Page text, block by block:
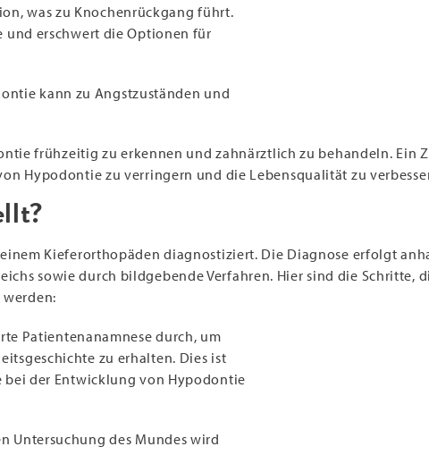
was zu Knochenrückgang führt.
erschwert die Optionen für
kann zu Angstzuständen und
frühzeitig zu erkennen und zahnärztlich zu behandeln. Ein
Hypodontie zu verringern und die Lebensqualität zu
Kieferorthopäden diagnostiziert. Die Diagnose erfolgt
sowie durch bildgebende Verfahren. Hier sind die Schritte,
Patientenanamnese durch, um
zu erhalten. Dies ist
bei der Entwicklung von Hypodontie
Untersuchung des Mundes wird